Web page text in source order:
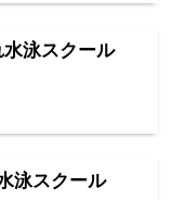
泳スクール
泳スクール